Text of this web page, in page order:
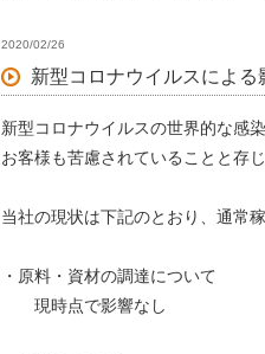
2020/02/26
新型コロナウイルスによ
新型コロナウイルスの世界的な感
お客様も苦慮されていることと存
当社の現状は下記のとおり、通常
・原料・資材の調達について
現時点で影響なし